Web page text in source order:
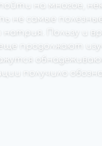
на многое,
не самые
Пользу и
продолжают
получило